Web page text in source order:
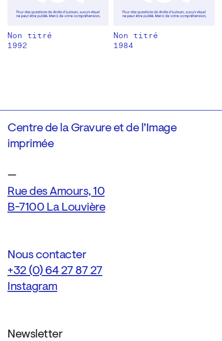
Non titré
1992
Non titré
1984
Centre de la Gravure et de l’Image
imprimée
—
Rue des Amours, 10
B-7100 La Louvière
Nous contacter
+32 (0) 64 27 87 27
Instagram
Newsletter